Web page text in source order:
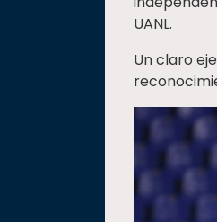
UANL.
Un claro